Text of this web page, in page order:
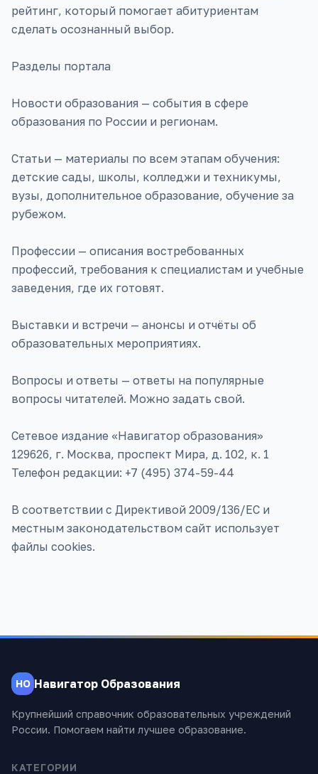
рейтинг, который помогает абитуриентам
сделать осознанный выбор.
Разделы портала
Новости образования — события в сфере
образования по России и регионам.
Статьи — материалы по всем этапам обучения:
детские сады, школы, колледжи и техникумы,
вузы, дополнительное образование, обучение за
рубежом.
Профессии — описания востребованных
профессий, требования к специалистам и учебные
заведения, где их готовят.
Выставки и встречи — анонсы и отчёты об
образовательных мероприятиях.
Вопросы и ответы — ответы на популярные
вопросы читателей. Можно задать свой.
Сетевое издание «Навигатор образования»
129626, г. Москва, проспект Мира, д. 102, к. 1
Телефон редакции: +7 (495) 374-59-44
В соответствии с Директивой 2009/136/EC и
местным законодательством сайт использует
файлы cookies.
НО Навигатор Образования
Крупнейший справочник образовательных учреждений
России. Помогаем найти лучшее образование.
КАТЕГОРИИ